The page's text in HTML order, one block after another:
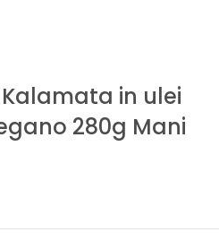
Kalamata in ulei
280g Mani